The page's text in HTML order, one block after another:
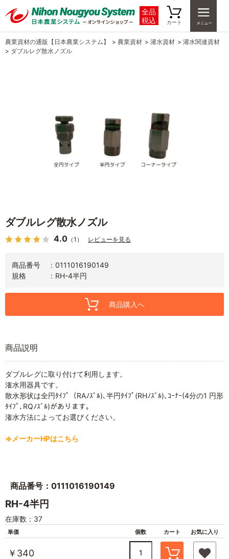
全品
税込
カート
農業資材の通販【日本農業システム】 > 農業資材 > 灌水資材 > 灌水関連資材
> ダブルレグ散水ノズル
ダブルレグ散水ノズル
4.0 （1） レビューを見る
商品番号
0111016190149
規格
RH-4半円
商品購入へ
商品説明
ダブルレグに取り付けて利用します。
潅水用器具です。
散水形状は全円ﾀｲﾌﾟ（RAﾉｽﾞﾙ)､半円ﾀｲﾌﾟ(RHﾉｽﾞﾙ)､ｺｰﾅｰ(4分の1 円形
ﾀｲﾌﾟ､RQﾉｽﾞﾙ)があります。
潅水方法によってお選びください。
⇒メーカーHPはこちら
商品番号：0111016190149
RH-4半円
在庫数：37
単価 個数 カート お気に入り
￥340